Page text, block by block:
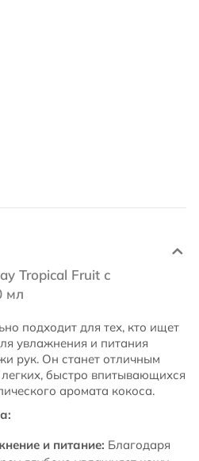
Tropical Fruit с
мл
подходит для тех, кто ищет
увлажнения и питания
рук. Он станет отличным
быстро впитывающихся
аромата кокоса.
и питание: Благодаря